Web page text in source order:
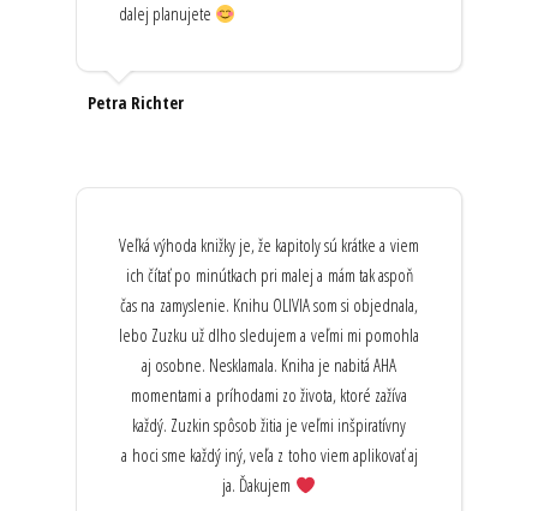
dalej planujete
Petra Richter
Veľká výhoda knižky je, že kapitoly sú krátke a viem
ich čítať po minútkach pri malej a mám tak aspoň
čas na zamyslenie. Knihu OLIVIA som si objednala,
lebo Zuzku už dlho sledujem a veľmi mi pomohla
aj osobne. Nesklamala. Kniha je nabitá AHA
momentami a príhodami zo života, ktoré zažíva
každý. Zuzkin spôsob žitia je veľmi inšpiratívny
a hoci sme každý iný, veľa z toho viem aplikovať aj
ja. Ďakujem